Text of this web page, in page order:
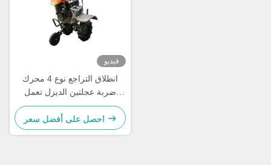
فيديو
انطلاق التراجع نوع 4 محرك
ضربة عجلتين الديزل تعمل
بمحرك ميني حفر الأرض جرار
المشي للزراعة
احصل على أفضل سعر